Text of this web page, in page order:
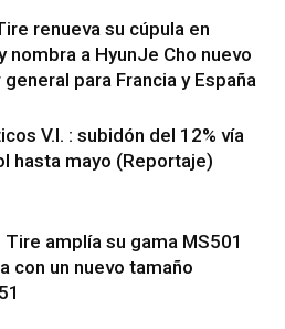
renueva su cúpula en
nombra a HyunJe Cho nuevo
para Francia y España
V.I. : subidón del 12% vía
hasta mayo (Reportaje)
Tire amplía su gama MS501
con un nuevo tamaño